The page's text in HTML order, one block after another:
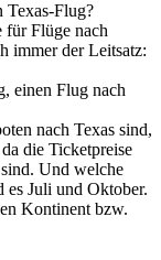
Texas-Flug?
für Flüge nach
immer der Leitsatz:
einen Flug nach
nach Texas sind,
die Ticketpreise
Und welche
es Juli und Oktober.
Kontinent bzw.